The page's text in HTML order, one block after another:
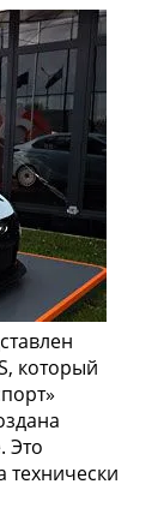
который
Это
технически